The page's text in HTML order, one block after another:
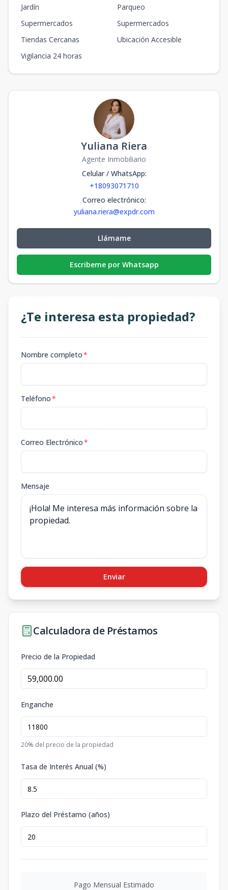
Jardín
Parqueo
Supermercados
Supermercados
Tiendas Cercanas
Ubicación Accesible
Vigilancia 24 horas
Yuliana Riera
Agente Inmobiliario
Celular / WhatsApp:
+18093071710
Correo electrónico:
yuliana.riera@expdr.com
Llámame
Escribeme por Whatsapp
¿Te interesa esta propiedad?
Nombre completo*
Teléfono*
Correo Electrónico*
Mensaje
Enviar
Calculadora de Préstamos
Precio de la Propiedad
Enganche
20% del precio de la propiedad
Tasa de Interés Anual (%)
Plazo del Préstamo (años)
Pago Mensual Estimado